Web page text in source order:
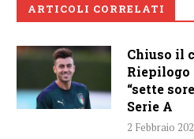
ARTICOLI CORRELATI
Chiuso il
Riepilogo
“sette
Serie A
2 Febbraio